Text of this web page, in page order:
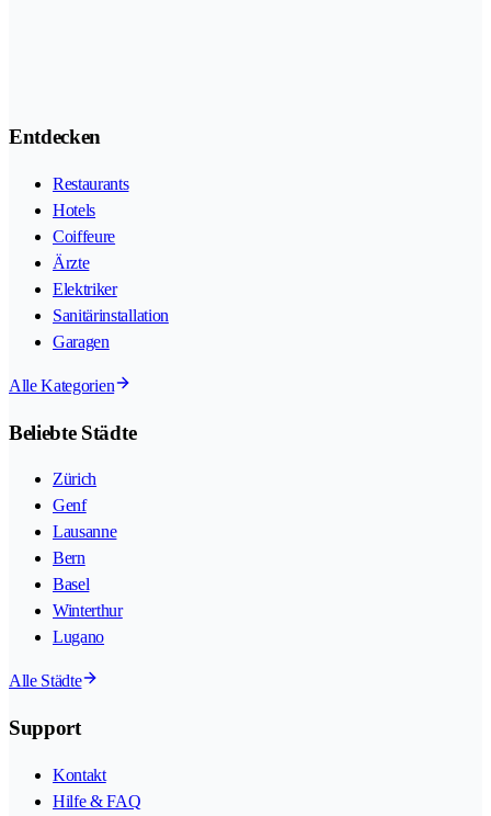
Entdecken
Restaurants
Hotels
Coiffeure
Ärzte
Elektriker
Sanitärinstallation
Garagen
Alle Kategorien
Beliebte Städte
Zürich
Genf
Lausanne
Bern
Basel
Winterthur
Lugano
Alle Städte
Support
Kontakt
Hilfe & FAQ